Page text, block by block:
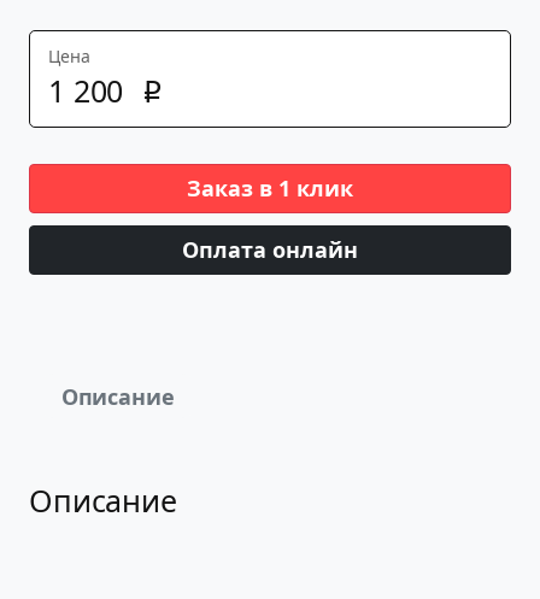
Цена
1 200 p
Заказ в 1 клик
Оплата онлайн
Описание
Описание